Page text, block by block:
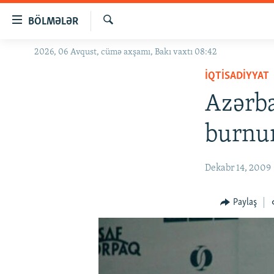
BÖLMƏLƏR
GÜNDƏM
Axtar
2026, 06 Avqust, cümə axşamı, Bakı vaxtı 08:42
İQTISADIYYAT
Dekabr 14, 2009
Paylaş